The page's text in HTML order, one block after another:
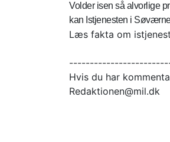
Volder isen så alvorlige
kan Istjenesten i
Læs fakta om
Hvis du har
Redaktionen@mil.dk